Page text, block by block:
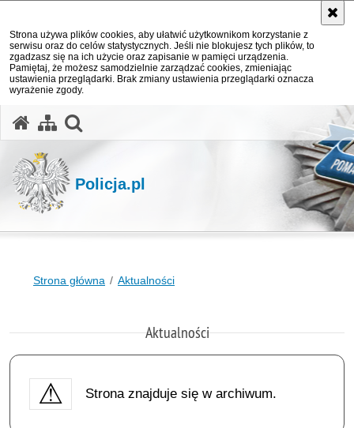
Strona używa plików cookies, aby ułatwić użytkownikom korzystanie z
serwisu oraz do celów statystycznych. Jeśli nie blokujesz tych plików, to
zgadzasz się na ich użycie oraz zapisanie w pamięci urządzenia.
Pamiętaj, że możesz samodzielnie zarządzać cookies, zmieniając
ustawienia przeglądarki. Brak zmiany ustawienia przeglądarki oznacza
wyrażenie zgody.
Policja.pl
Strona główna Aktualności
Aktualności
Strona znajduje się w archiwum.